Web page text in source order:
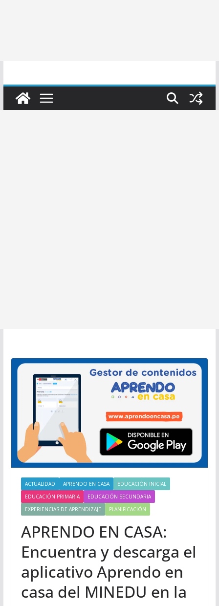
ACTUALIDAD APRENDO EN CASA
EDUCACIÓN INICIAL
EDUCACIÓN PRIMARIA
EDUCACIÓN SECUNDARIA
EXPERIENCIAS DE APRENDIZAJE
PLANIFICACIÓN
APRENDO EN CASA:
Encuentra y descarga el
aplicativo Aprendo en
casa del MINEDU en la